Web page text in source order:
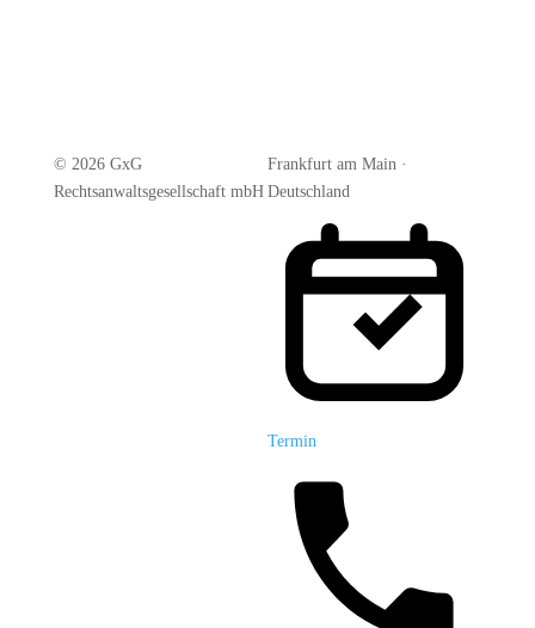
© 2026 GxG
Rechtsanwaltsgesellschaft mbH
Frankfurt am Main ·
Deutschland
Termin